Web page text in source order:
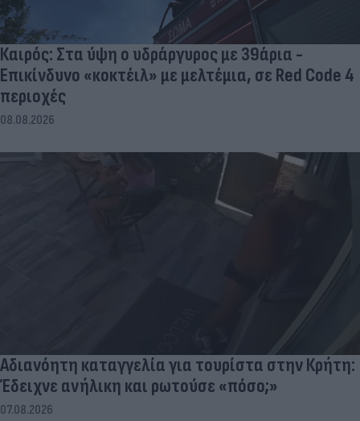
Καιρός: Στα ύψη ο υδράργυρος με 39άρια -
Επικίνδυνο «κοκτέιλ» με μελτέμια, σε Red Code 4
περιοχές
08.08.2026
Αδιανόητη καταγγελία για τουρίστα στην Κρήτη:
Έδειχνε ανήλικη και ρωτούσε «πόσο;»
07.08.2026